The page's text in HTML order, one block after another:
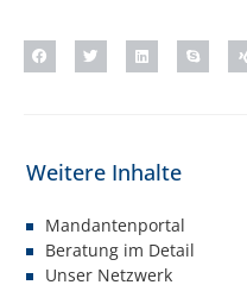
Mandantenportal
Beratung im Detail
Unser Netzwerk